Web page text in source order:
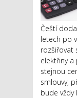
Čeští
letech po
rozšiřovat
elektřiny a
stejnou
smlouvy,
bude vždy